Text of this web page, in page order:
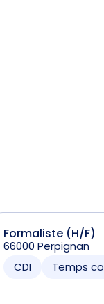
Formaliste (H/F)
66000 Perpignan
CDI
Temps